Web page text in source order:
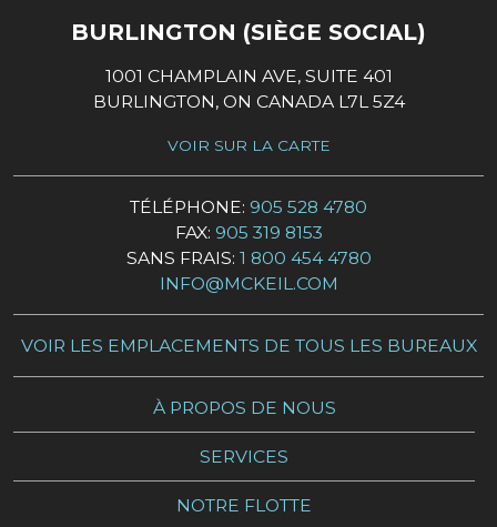
BURLINGTON (SIÈGE SOCIAL)
1001 CHAMPLAIN AVE, SUITE 401
BURLINGTON, ON CANADA L7L 5Z4
VOIR SUR LA CARTE
TÉLÉPHONE: 905 528 4780
FAX: 905 319 8153
SANS FRAIS: 1 800 454 4780
INFO@MCKEIL.COM
VOIR LES EMPLACEMENTS DE TOUS LES BUREAUX
À PROPOS DE NOUS
SERVICES
NOTRE FLOTTE